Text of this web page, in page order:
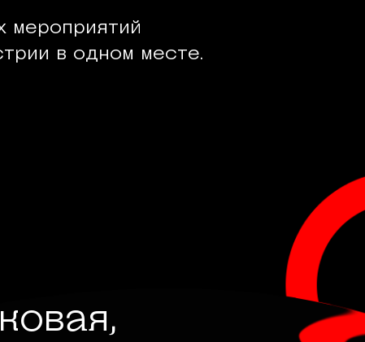
мероприятий
в одном месте.